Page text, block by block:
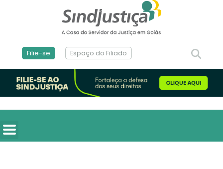
Filie-se Espaço do Filiado